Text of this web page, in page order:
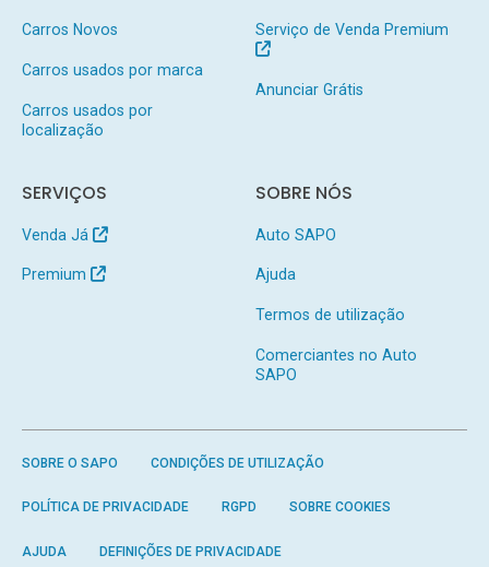
Carros Novos
Carros usados por marca
Carros usados por
localização
Serviço de Venda Premium
Anunciar Grátis
SERVIÇOS
Venda Já
Premium
SOBRE NÓS
Auto SAPO
Ajuda
Termos de utilização
Comerciantes no Auto
SAPO
SOBRE O SAPO CONDIÇÕES DE UTILIZAÇÃO
POLÍTICA DE PRIVACIDADE RGPD SOBRE COOKIES
AJUDA DEFINIÇÕES DE PRIVACIDADE